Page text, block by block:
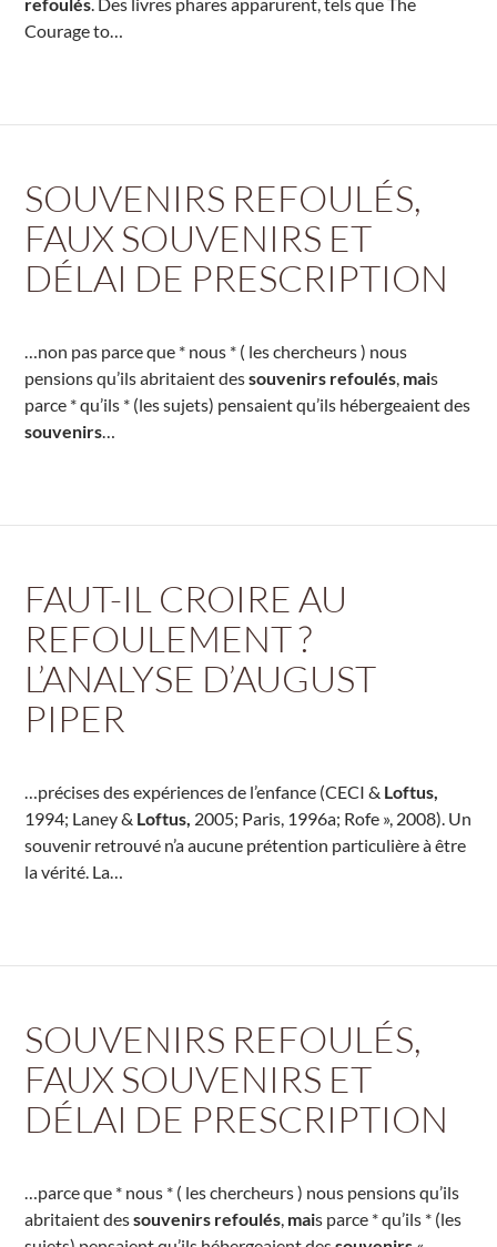
Courage to…
SOUVENIRS REFOULÉS,
FAUX SOUVENIRS ET
DÉLAI DE PRESCRIPTION
…non pas parce que * nous * ( les chercheurs ) nous
pensions qu’ils abritaient dessouvenirs refoulés, mais
parce * qu’ils * (les sujets) pensaient qu’ils hébergeaient des
souvenirs…
FAUT-IL CROIRE AU
REFOULEMENT ?
L’ANALYSE D’AUGUST
PIPER
…précises des expériences de l’enfance (CECI & Loftus,
1994; Laney & Loftus, 2005; Paris, 1996a; Rofe », 2008). Un
souvenir retrouvé n’a aucune prétention particulière à être
la vérité. La…
SOUVENIRS REFOULÉS,
FAUX SOUVENIRS ET
DÉLAI DE PRESCRIPTION
…parce que * nous * ( les chercheurs ) nous pensions qu’ils
abritaient dessouvenirs refoulés, mais parce * qu’ils * (les